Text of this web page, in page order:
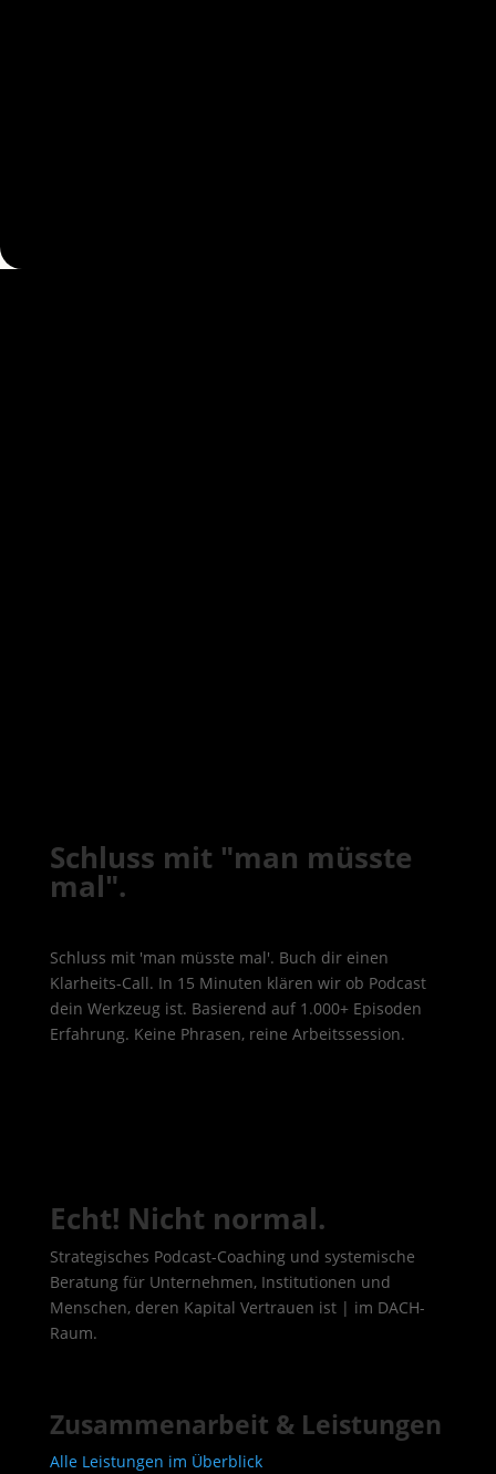
Schluss mit "man müsste
mal".
Schluss mit 'man müsste mal'. Buch dir einen
Klarheits-Call. In 15 Minuten klären wir ob Podcast
dein Werkzeug ist. Basierend auf 1.000+ Episoden
Erfahrung. Keine Phrasen, reine Arbeitssession.
Echt! Nicht normal.
Strategisches Podcast-Coaching und systemische
Beratung für Unternehmen, Institutionen und
Menschen, deren Kapital Vertrauen ist | im DACH-
Raum.
Zusammenarbeit & Leistungen
Alle Leistungen im Überblick